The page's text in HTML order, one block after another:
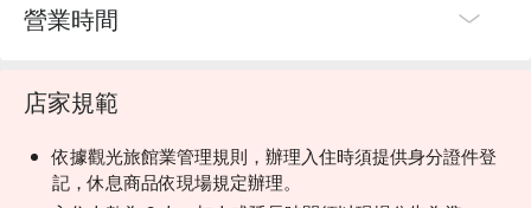
營業時間
店家規範
依據觀光旅館業管理規則，辦理入住時須提供身分證件登
記，休息商品依現場規定辦理。